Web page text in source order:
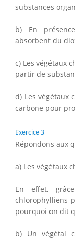
substances
b) En
absorbent du
c) Les végétaux
partir de
d) Les végétaux
carbone pour
Exercice 3
Répondons aux
a) Les végétaux
En effet,
chlorophylliens
pourquoi on dit
b) Un végétal